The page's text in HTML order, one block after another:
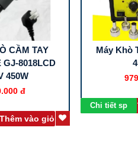
CẦM TAY
GJ-8018LCD
450W
đ
Thêm vào giỏ
Máy Khò
Chi tiết sp